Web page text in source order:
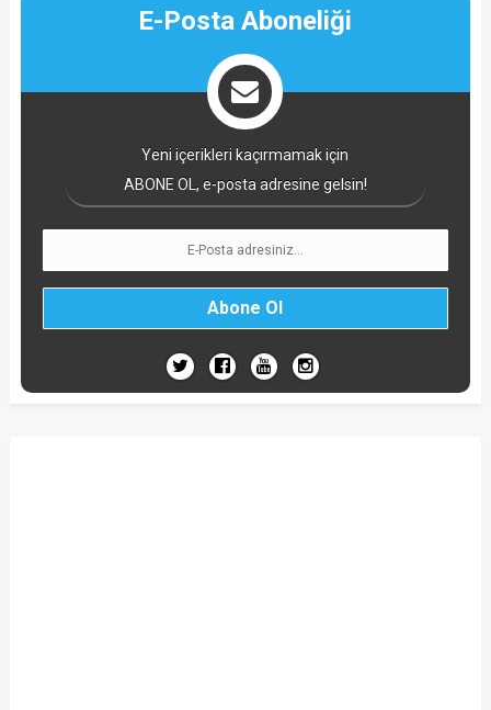
E-Posta Aboneliği
Yeni içerikleri kaçırmamak için
ABONE OL, e-posta adresine gelsin!